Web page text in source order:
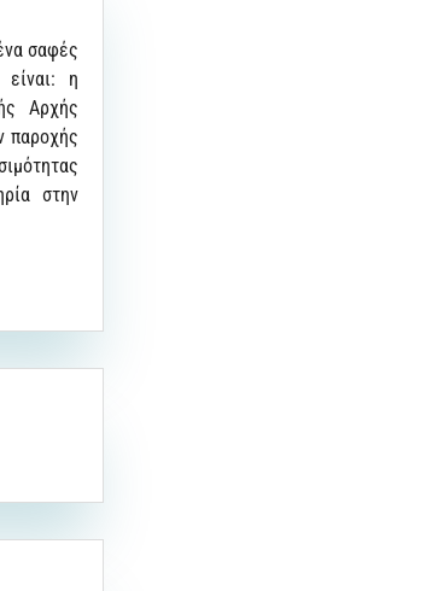
σαφές
είναι: η
Αρχής
παροχής
στην